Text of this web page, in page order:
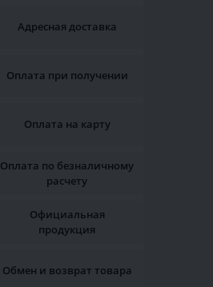
Адресная доставка
Оплата при получении
Оплата на карту
Оплата по безналичному
расчету
Официальная
продукция
Обмен и возврат товара